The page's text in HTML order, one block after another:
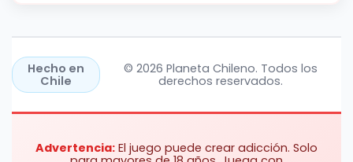
Hecho en
Chile
© 2026 Planeta Chileno. Todos los
derechos reservados.
Advertencia: El juego puede crear adicción. Solo